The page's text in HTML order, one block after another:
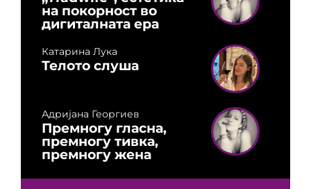
на покорност во
дигиталната ера
Катарина Лука
Телото слуша
Адријана Георгиев
Премногу гласна,
премногу тивка,
премногу жена